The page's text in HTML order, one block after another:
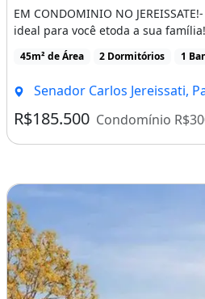
EM CONDOMINIO NO
ideal para você etoda a sua
45m² de Área 2 Dormitórios 1
Senador Carlos Jereissati,
R$185.500 Condomínio